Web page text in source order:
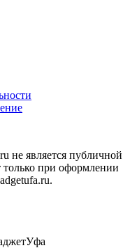
не является публичной
при оформлении